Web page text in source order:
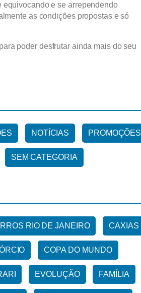
equivocando e se arrependendo
as condições propostas e só
poder desfrutar ainda mais do seu
NOTÍCIAS PROMOÇÕES
SEM CATEGORIA
RIO DE JANEIRO CAXIAS
COPA DO MUNDO
EVOLUÇÃO FAMÍLIA